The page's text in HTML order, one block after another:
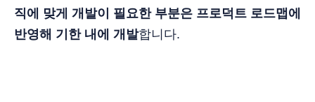
직에 맞게 개발이 필요한 부분은 프로덕트 로드맵에
반영해 기한 내에 개발합니다.